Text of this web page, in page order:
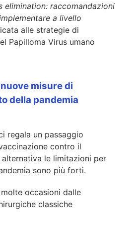
elimination: raccomandazioni
a livello
alle strategie di
Papilloma Virus umano
misure di
della pandemia
regala un passaggio
contro il
le limitazioni per
sono più forti.
occasioni dalle
classiche